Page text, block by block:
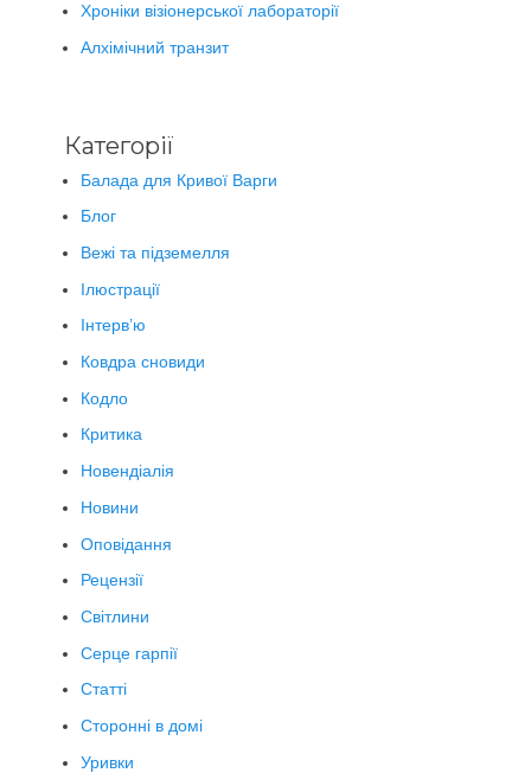
Хроніки візіонерської лабораторії
Алхімічний транзит
Категорії
Балада для Кривої Варги
Блог
Вежі та підземелля
Ілюстрації
Інтерв’ю
Ковдра сновиди
Кодло
Критика
Новендіалія
Новини
Оповідання
Рецензії
Світлини
Серце гарпії
Статті
Сторонні в домі
Уривки